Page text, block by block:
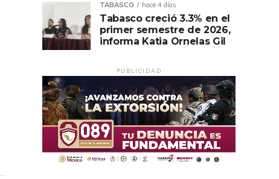
TABASCO hace 4 días
Tabasco creció 3.3% en el
primer semestre de 2026,
informa Katia Ornelas Gil
PUBLICIDAD